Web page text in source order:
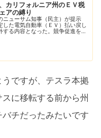
カリフォルニア州のＥＶ税
アの縛り
ニューサム知事（民主）が提示
した電気自動車（ＥＶ）払い戻し
する内容となった。競争促進を目
ですが、テスラ本拠
に移転する前から州
チだったみたいです